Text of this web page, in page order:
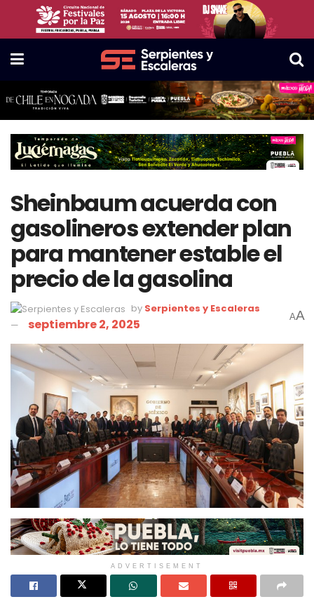
Sheinbaum acuerda con
gasolineros extender plan
para mantener estable el
precio de la gasolina
by Serpientes y Escaleras
septiembre 2, 2025 AA
ADVERTISEMENT